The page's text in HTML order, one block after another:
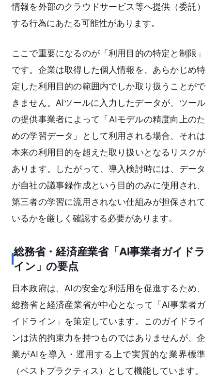
情報を外部のクラウドサービス等へ提供（委託）
する行為にあたる可能性があります。
ここで重要になるのが「利用目的の特定と制限」
です。企業は取得した個人情報を、あらかじめ特
定した利用目的の範囲内でしか取り扱うことがで
きません。AIツールに入力したデータが、ツール
の提供事業者によって「AIモデルの精度向上のた
めの学習データ」として利用される場合、それは
本来の利用目的を超えた取り扱いとなるリスクが
あります。したがって、導入検討時には、データ
が自社の議事録作成という目的のみに使用され、
第三者の学習に流用されない仕組みが担保されて
いるかを厳しく確認する必要があります。
総務省・経済産業省「AI事業者ガイドラ
イン」の要点
日本政府は、AIの安全な利活用を促進するため、
総務省と経済産業省が中心となって「AI事業者ガ
イドライン」を策定しています。このガイドライ
ンは法的拘束力を持つものではありませんが、企
業がAIを導入・運用する上で実質的な業界標準
（ベストプラクティス）として機能しています。